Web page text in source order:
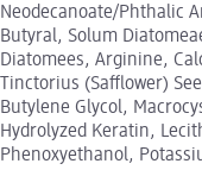
Neodecanoate/Phthalic
Butyral, Solum
Diatomees, Arginine,
Tinctorius (Safflower)
Butylene Glycol,
Hydrolyzed Keratin,
Phenoxyethanol,